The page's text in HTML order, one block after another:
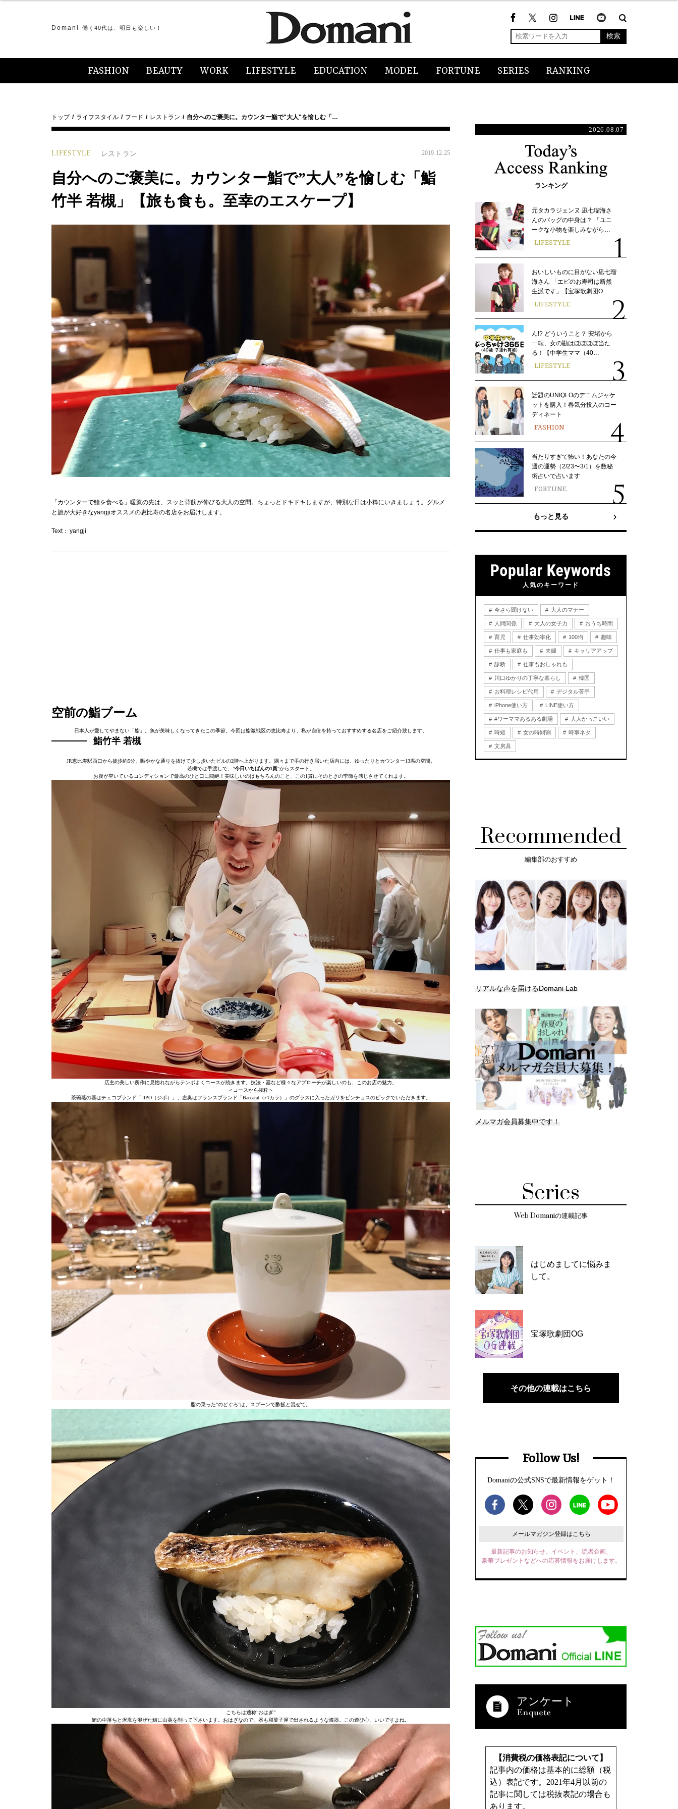
Domani 働く40代は、明日も楽しい！
検索
FASHION BEAUTY WORK LIFESTYLE EDUCATION MODEL FORTUNE SERIES RANKING
トップ ライフスタイル フード レストラン 自分へのご褒美に。カウンター鮨で"大人"を愉しむ「…
LIFESTYLE レストラン 2019.12.25
自分へのご褒美に。カウンター鮨で”大人”を愉しむ「鮨
竹半 若槻」【旅も食も。至幸のエスケープ】
「カウンターで鮨を食べる」暖簾の先は、スッと背筋が伸びる大人の空間。ちょっとドキドキしますが、特別な日は小粋にいきましょう。グルメ
と旅が大好きなyangjiオススメの恵比寿の名店をお届けします。
Text： yangji
空前の鮨ブーム
日本人が愛してやまない「鮨」。魚が美味しくなってきたこの季節。今回は鮨激戦区の恵比寿より、私が自信を持っておすすめする名店をご紹介致します。
鮨竹半 若槻
JR恵比寿駅西口から徒歩約5分、賑やかな通りを抜けて少し歩いたビルの2階へ上がります。隅々まで手の行き届いた店内には、ゆったりとカウンター13席の空間。
若槻では手渡しで、”今日いちばんの1貫“からスタート。
お腹が空いているコンディションで最高のひと口に悶絶！美味しいのはもちろんのこと、この1貫にそのときの季節を感じさせてくれます。
店主の美しい所作に見惚れながらテンポよくコースが続きます。技法・器など様々なアプローチが楽しいのも、このお店の魅力。
＜コースから抜粋＞
茶碗蒸の器はチェコブランド「JIPO（ジポ）」、左奥はフランスブランド「Baccarat（バカラ）」のグラスに入ったガリをピンチョスのピックでいただきます。
脂の乗った”のどぐろ”は、スプーンで酢飯と混ぜて。
こちらは通称”おはぎ”
鮪の中落ちと沢庵を混ぜた鮨に山葵を削って下さいます。おはぎなので、器も和菓子屋で出されるような漆器。この遊び心、いいですよね。
2026.08.07
ランキング
元タカラジェンヌ 凪七瑠海さ
んのバッグの中身は？ 「ユニ
ークな小物を楽しみながら…
LIFESTYLE
おいしいものに目がない凪七瑠
海さん 「エビのお寿司は断然
生派です」【宝塚歌劇団O…
LIFESTYLE
ん!? どういうこと？ 安堵から
一転、女の勘はほぼほぼ当た
る！【中学生ママ（40…
LIFESTYLE
話題のUNIQLOのデニムジャケ
ットを購入！春気分投入のコー
ディネート
FASHION
当たりすぎて怖い！あなたの今
週の運勢（2/23〜3/1）を数秘
術占いで占います
FORTUNE
もっと見る
人気のキーワード
今さら聞けない 大人のマナー
人間関係 大人の女子力 おうち時間
育児 仕事効率化 100均 趣味
仕事も家庭も 夫婦 キャリアアップ
診断 仕事もおしゃれも
川口ゆかりの丁寧な暮らし 韓国
お料理レシピ代用 デジタル苦手
iPhone使い方 LINE使い方
#ワーママあるある劇場 大人かっこいい
時短 女の時間割 時事ネタ
文房具
Recommended
編集部のおすすめ
リアルな声を届けるDomani Lab
メルマガ会員募集中です！
Series
Web Domaniの連載記事
はじめましてに悩みま
して。
宝塚歌劇団OG
その他の連載はこちら
Follow Us!
Domaniの公式SNSで最新情報をゲット！
メールマガジン登録はこちら
最新記事のお知らせ、イベント、読者企画、
豪華プレゼントなどへの応募情報をお届けします。
アンケート
【消費税の価格表記について】
記事内の価格は基本的に総額（税
込）表記です。2021年4月以前の
記事に関しては税抜表記の場合も
あります。